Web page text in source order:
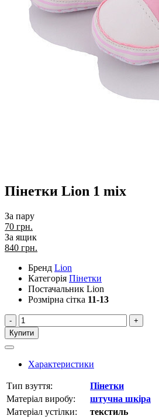
Пінетки Lion 1 mix
За пару
70 грн.
За ящик
840 грн.
Бренд Lion
Категорія Пінетки
Постачальник Lion
Розмірна сітка 11-13
-
+
Купити
Характеристики
Тип взуття:
Пінетки
Матеріал виробу:
штучна шкіра
Матеріал устілки:
текстиль